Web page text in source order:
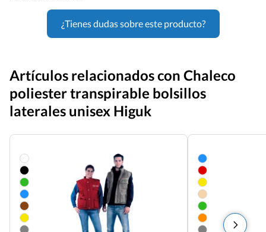
¿Tienes dudas sobre este producto?
Artículos relacionados con Chaleco
poliester transpirable bolsillos
laterales unisex Higuk